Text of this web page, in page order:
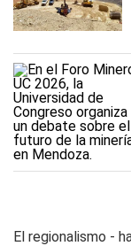
El regionalismo -